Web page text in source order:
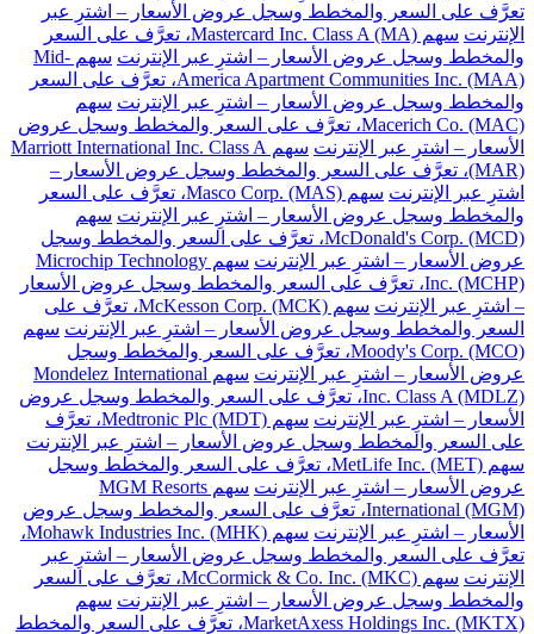
تعرَّف على السعر والمخطط وسجل عروض الأسعار – اشترِ عبر
الإنترنت
سهم Mastercard Inc. Class A (MA)، تعرَّف على السعر
والمخطط وسجل عروض الأسعار – اشترِ عبر الإنترنت
سهم Mid-
America Apartment Communities Inc. (MAA)، تعرَّف على السعر
والمخطط وسجل عروض الأسعار – اشترِ عبر الإنترنت سهم
Macerich Co. (MAC)، تعرَّف على السعر والمخطط وسجل عروض
الأسعار – اشترِ عبر الإنترنت
سهم Marriott International Inc. Class A
(MAR)، تعرَّف على السعر والمخطط وسجل عروض الأسعار –
اشترِ عبر الإنترنت
سهم Masco Corp. (MAS)، تعرَّف على السعر
والمخطط وسجل عروض الأسعار – اشترِ عبر الإنترنت سهم
McDonald's Corp. (MCD)، تعرَّف على السعر والمخطط وسجل
عروض الأسعار – اشترِ عبر الإنترنت
سهم Microchip Technology
Inc. (MCHP)، تعرَّف على السعر والمخطط وسجل عروض الأسعار
– اشترِ عبر الإنترنت
سهم McKesson Corp. (MCK)، تعرَّف على
السعر والمخطط وسجل عروض الأسعار – اشترِ عبر الإنترنت سهم
Moody's Corp. (MCO)، تعرَّف على السعر والمخطط وسجل
عروض الأسعار – اشترِ عبر الإنترنت
سهم Mondelez International
Inc. Class A (MDLZ)، تعرَّف على السعر والمخطط وسجل عروض
الأسعار – اشترِ عبر الإنترنت
سهم Medtronic Plc (MDT)، تعرَّف
على السعر والمخطط وسجل عروض الأسعار – اشترِ عبر الإنترنت
سهم MetLife Inc. (MET)، تعرَّف على السعر والمخطط وسجل
عروض الأسعار – اشترِ عبر الإنترنت
سهم MGM Resorts
International (MGM)، تعرَّف على السعر والمخطط وسجل عروض
الأسعار – اشترِ عبر الإنترنت
سهم Mohawk Industries Inc. (MHK)،
تعرَّف على السعر والمخطط وسجل عروض الأسعار – اشترِ عبر
الإنترنت
سهم McCormick & Co. Inc. (MKC)، تعرَّف على السعر
والمخطط وسجل عروض الأسعار – اشترِ عبر الإنترنت سهم
MarketAxess Holdings Inc. (MKTX)، تعرَّف على السعر والمخطط